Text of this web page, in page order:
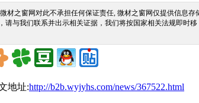
材之窗网对此不承担任何保证责任, 微材之窗网仅提供信息存
与我们联系并出示相关证据，我们将按国家相关法规即时移
地址:http://b2b.wyjyhs.com/news/367522.html